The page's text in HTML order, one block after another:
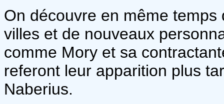
On découvre en même
villes et de nouveaux
comme Mory et sa
referont leur apparition plus
Naberius.